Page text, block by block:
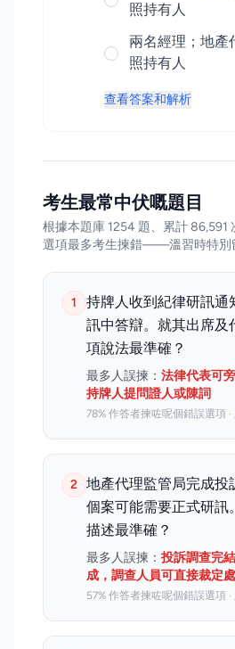
照持有人
兩名經理；地產
照持有人
查看答案和解析
考生最常中伏嘅題目
根據本題庫 1254 題、累計 86,591
選項最多考生揀錯——溫習時特別
1
持牌人收到紀律研訊通
訊中答辯。就其出席及
項說法最準確？
最多人誤揀： 法律代表可
持牌人提問證人或陳詞
78% 作答者揀咗呢個錯誤選項
2 地產代理監管局完成投
個案可能需要正式研訊
描述最準確？
最多人誤揀： 投訴調查完
成，調查人員可直接裁定
57% 作答者揀咗呢個錯誤選項